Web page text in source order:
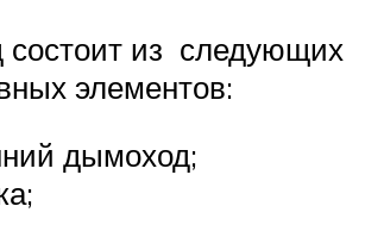
из следующих
элементов:
дымоход;